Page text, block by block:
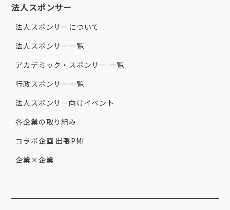
法人スポンサー
法人スポンサーについて
法人スポンサー一覧
アカデミック・スポンサー 一覧
行政スポンサー一覧
法人スポンサー向けイベント
各企業の取り組み
コラボ企画 出張PMI
企業×企業